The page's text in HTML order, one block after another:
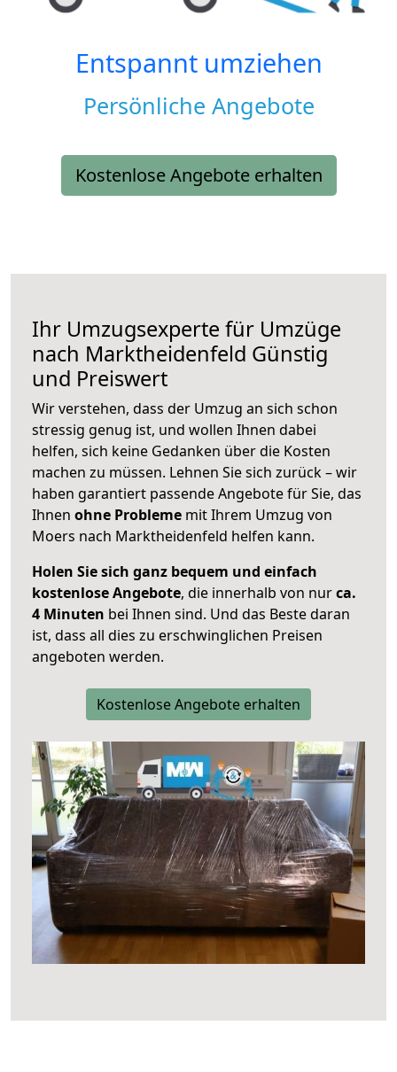
Entspannt umziehen
Persönliche Angebote
Kostenlose Angebote erhalten
Ihr Umzugsexperte für Umzüge
nach Marktheidenfeld Günstig
und Preiswert
Wir verstehen, dass der Umzug an sich schon
stressig genug ist, und wollen Ihnen dabei
helfen, sich keine Gedanken über die Kosten
machen zu müssen. Lehnen Sie sich zurück – wir
haben garantiert passende Angebote für Sie, das
Ihnen ohne Probleme mit Ihrem Umzug von
Moers nach Marktheidenfeld helfen kann.
Holen Sie sich ganz bequem und einfach
kostenlose Angebote, die innerhalb von nurca.
4 Minuten bei Ihnen sind. Und das Beste daran
ist, dass all dies zu erschwinglichen Preisen
angeboten werden.
Kostenlose Angebote erhalten